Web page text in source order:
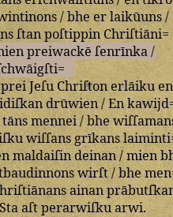
/bhe erlaikūuns/
ſtanpoſtippin Chriſtiāni=
preiwackē ſenrīnka/
preiJeſuChriſtonerlāiku en
drūwien/En
tānsmennei/bhe
wiſſans grīkans
maldaiſin deinan/mien
wirſt/bhe
ainan
Staaſtperarwiſku arwi.